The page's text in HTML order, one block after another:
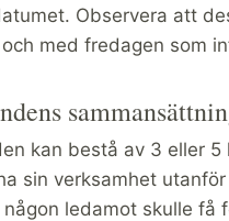
Observera att
med fredagen som
kan bestå av 3 eller
sin verksamhet
ledamot skulle få